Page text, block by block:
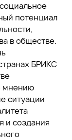
потенциал
в обществе.
БРИКС
мнению
ситуации
и создания